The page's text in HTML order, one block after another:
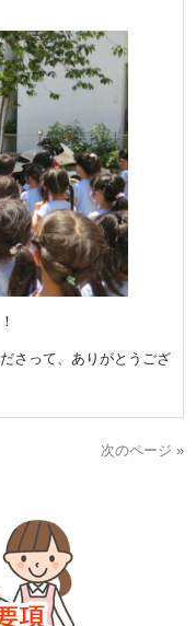
さって、ありがとうござ
次のページ »